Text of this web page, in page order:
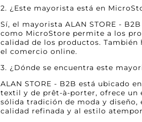
2. ¿Este mayorista está en
Sí, el mayorista ALAN STORE -
como MicroStore permite a los
calidad de los productos. También
el comercio online.
3. ¿Dónde se encuentra este
ALAN STORE - B2B está ubicado
textil y de prêt-à-porter, ofrece un
sólida tradición de moda y diseño,
calidad refinada y al estilo